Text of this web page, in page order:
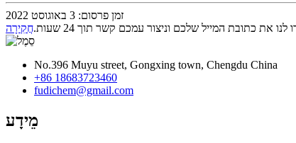
זמן פרסום: 3 באוגוסט 2022
את כתובת המייל שלכם וניצור עמכם קשר תוך 24 שעות.
חֲקִירָה
No.396 Muyu street, Gongxing town, Chengdu China
+86 18683723460
fudichem@gmail.com
מֵידָע